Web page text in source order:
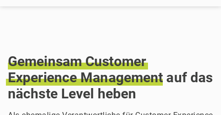
Gemeinsam Customer
Experience Management auf das
nächste Level heben